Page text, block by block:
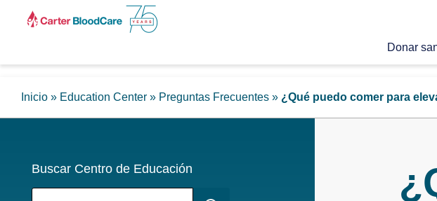
Donar
Inicio » Education Center » Preguntas Frecuentes » ¿Qué puedo comer para
Buscar Centro de Educación